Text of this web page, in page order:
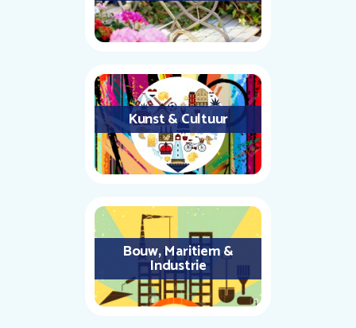
Kunst & Cultuur
Bouw, Maritiem &
Industrie